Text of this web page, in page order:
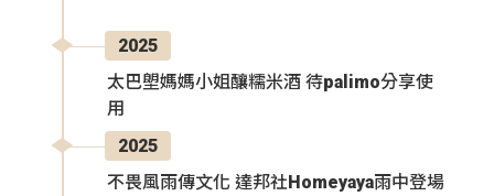
2025
太巴塱媽媽小姐釀糯米酒 待palimo分享使
用
2025
不畏風雨傳文化 達邦社Homeyaya雨中登場